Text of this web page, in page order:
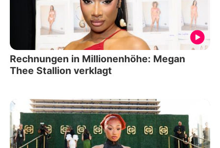
Rechnungen in Millionenhöhe: Megan
Thee Stallion verklagt